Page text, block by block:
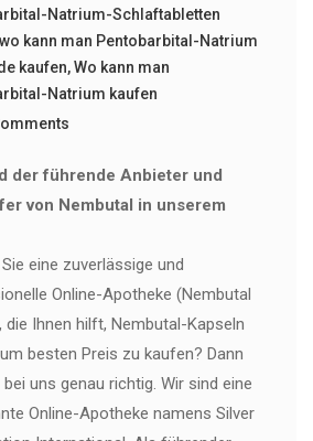
Natrium-Schlaftabletten
wo kann man Pentobarbital-Natrium
kaufen,Wo kann man
Natrium kaufen
der führende Anbieter und
von Nembutal in unserem
eine zuverlässige und
Online-Apotheke (Nembutal
die Ihnen hilft, Nembutal-Kapseln
besten Preis zu kaufen? Dann
bei uns genau richtig. Wir sind eine
Online-Apotheke namens Silver